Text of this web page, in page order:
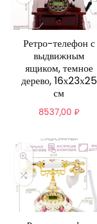
Ретро-телефон с
выдвижным
ящиком, темное
дерево, 16х23х25
см
8537,00 ₽